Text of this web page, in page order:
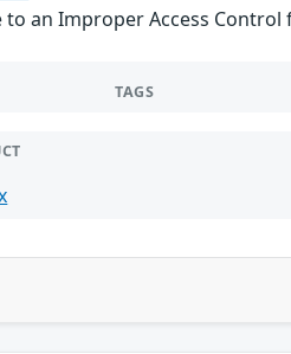
an Improper Access
TAGS